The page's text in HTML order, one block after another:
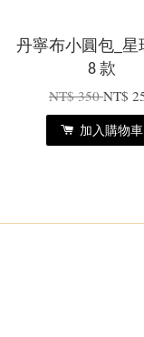
丹寧布小圓包_星
8 款
NT$ 350NT$
加入購物車